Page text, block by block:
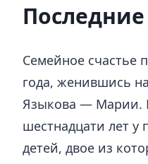
Семейное счастье
года, женившись
Языкова — Марии.
шестнадцати лет у
детей, двое из